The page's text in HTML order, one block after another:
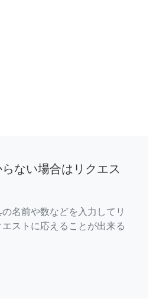
ない場合はリクエス
名前や数などを入力してリ
ストに応えることが出来る